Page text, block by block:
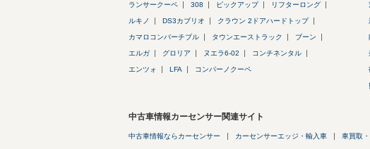
ランサークーペ 308 ピックアップ リフターロング
ルキノ DS3カブリオ クラウン 2ドアハードトップ
カマロコンバーチブル タウンエーストラック ブーン
エルガ グロリア ヌエラ6-02 コンチネンタル
エンツォ LFA コンパーノクーペ
中古車情報カーセンサー関連サイト
中古車情報ならカーセンサー カーセンサーエッジ・輸入車 車買取